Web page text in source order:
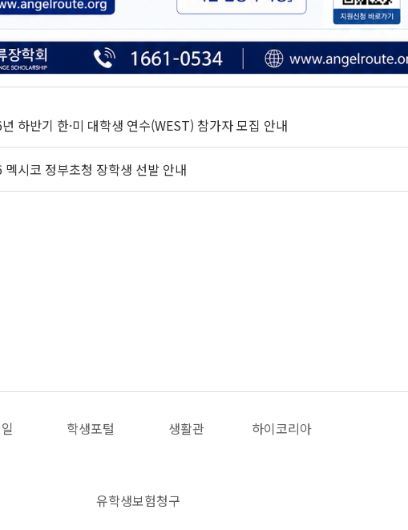
하반기 한·미 대학생 연수(WEST) 참가자 모집 안내
시코 정부초청 장학생 선발 안내
학생포털 생활관 하이코리아
유학생보험청구